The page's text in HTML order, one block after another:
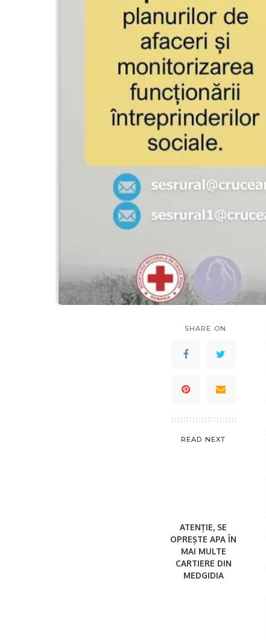
SHARE ON
READ NEXT
ATENȚIE, SE
OPREȘTE APA ÎN
MAI MULTE
CARTIERE DIN
MEDGIDIA